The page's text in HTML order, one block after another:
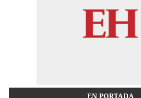
EN PORTADA